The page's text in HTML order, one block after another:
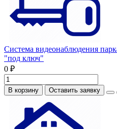
Система видеонаблюдения
"под ключ"
0 ₽
В корзину Оставить заявку